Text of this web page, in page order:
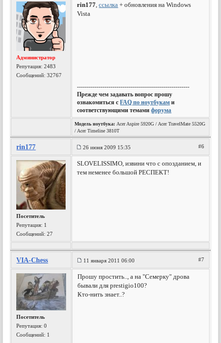
Администратор
Репутация:2483
Сообщений: 32767
rin177,ссылка + обновления на Windows
Vista
---------------------------------------------------------
Прежде чем задавать вопрос прошу
ознакомиться сFAQ по ноутбукам и
соответствующими темамифорума
Модель ноутбука: Acer Aspire 5920G / Acer TravelMate 5520G
/ Acer Timeline 3810T
rin177 26 июня 2009 15:35 #6
Посетитель
Репутация: 1
Сообщений: 27
SLOVELISSIMO, извини что с опозданием, и
тем неменее большой РЕСПЕКТ!
VIA-Chess 11 января 2011 06:00 #7
Посетитель
Репутация:0
Сообщений: 1
Прошу простить.., а на "Семерку" дрова
бывали для prestigio100?
Кто-нить знает..?